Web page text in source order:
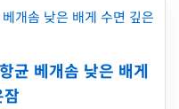
균 베개솜 낮은 배게